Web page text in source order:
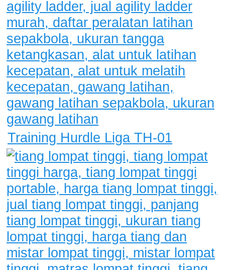
Training Hurdle Liga TH-01